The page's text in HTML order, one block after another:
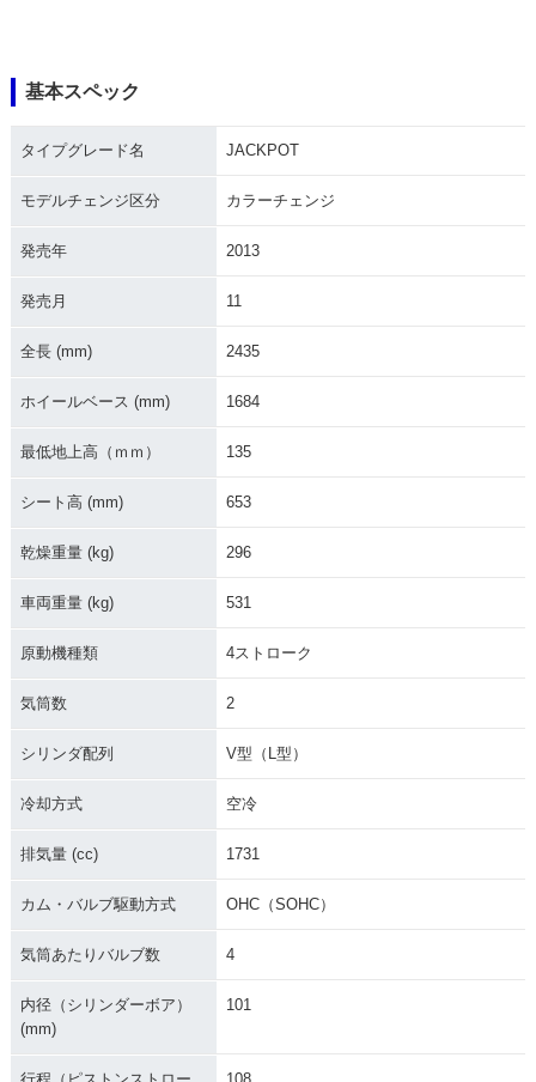
基本スペック
タイプグレード名 JACKPOT
モデルチェンジ区分 カラーチェンジ
発売年 2013
発売月 11
全長 (mm) 2435
ホイールベース (mm) 1684
最低地上高（ｍｍ） 135
シート高 (mm) 653
乾燥重量 (kg) 296
車両重量 (kg) 531
原動機種類 4ストローク
気筒数 2
シリンダ配列 V型（L型）
冷却方式 空冷
排気量 (cc) 1731
カム・バルブ駆動方式 OHC（SOHC）
気筒あたりバルブ数 4
内径（シリンダーボア）
(mm)
101